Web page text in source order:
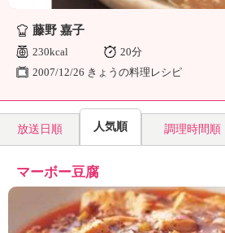
」
藤野 嘉子
230kcal
20分
2007/12/26 きょうの料理レシピ
放送日順 人気順 調理時間順
マーボー豆腐